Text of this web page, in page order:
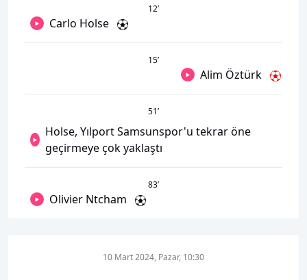
12’
Carlo Holse
15’
Alim Öztürk
51’
Holse, Yılport Samsunspor'u tekrar öne
geçirmeye çok yaklaştı
83’
Olivier Ntcham
10 Mart 2024, Pazar, 10:30